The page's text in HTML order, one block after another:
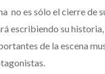
no es sólo el cierre de
escribiendo su
de la escena